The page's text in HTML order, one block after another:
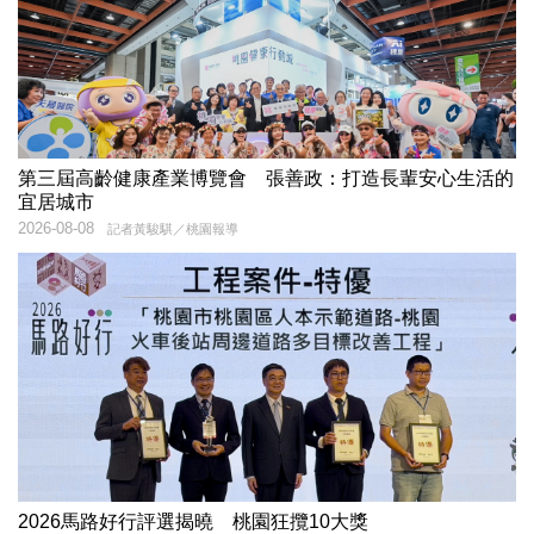
第三屆高齡健康產業博覽會 張善政：打造長輩安心生活的
宜居城市
記者黃駿騏／桃園報導
2026-08-08
2026馬路好行評選揭曉 桃園狂攬10大獎